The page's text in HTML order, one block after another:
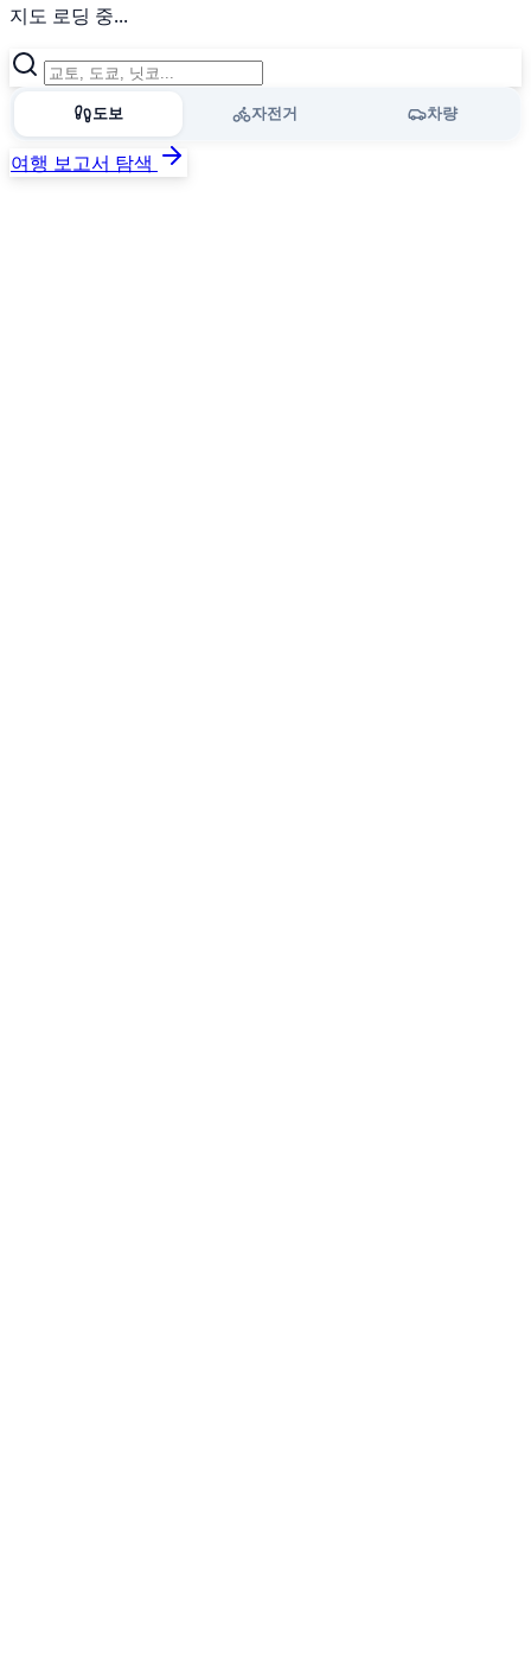
지도 로딩 중...
도보 자전거 차량
여행 보고서 탐색